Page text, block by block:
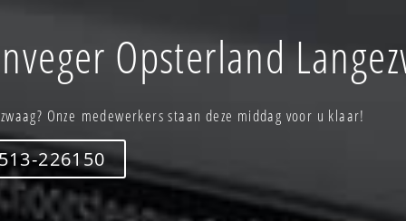
Opsterland
Onze medewerkers staan deze middag voor u klaar!
226150